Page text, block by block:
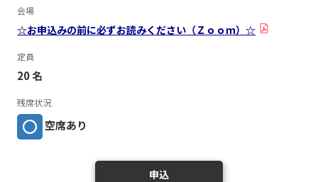
会場
☆お申込みの前に必ずお読みください（Ｚｏｏｍ）☆
定員
20 名
残席状況
空席あり
申込